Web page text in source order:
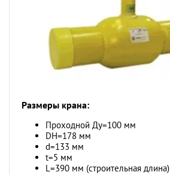
Размеры крана:
Проходной Ду=100 мм
DH=178 мм
d=133 мм
t=5 мм
L=390 мм (строительная длина)